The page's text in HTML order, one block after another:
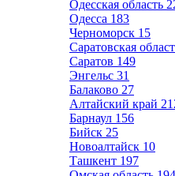
Одесская область
Одесса 183
Черноморск 15
Саратовская
Саратов 149
Энгельс 31
Балаково 27
Алтайский край
Барнаул 156
Бийск 25
Новоалтайск 10
Ташкент 197